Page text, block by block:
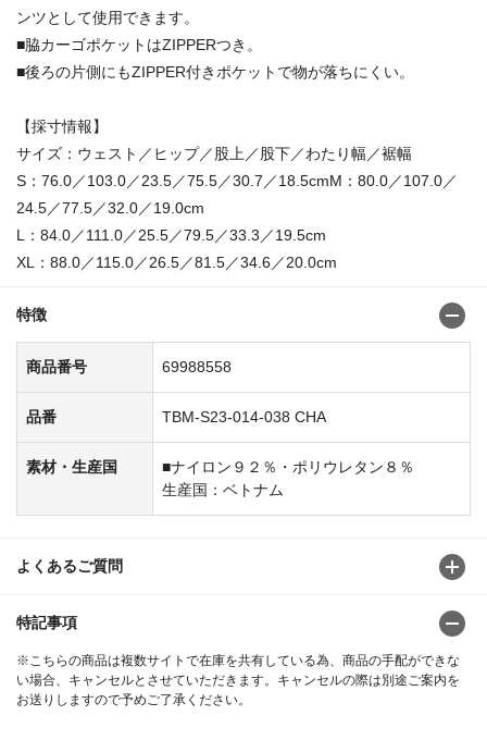
ンツとして使用できます。
■脇カーゴポケットはZIPPERつき。
■後ろの片側にもZIPPER付きポケットで物が落ちにくい。
【採寸情報】
サイズ：ウェスト／ヒップ／股上／股下／わたり幅／裾幅
S：76.0／103.0／23.5／75.5／30.7／18.5cmM：80.0／107.0／
24.5／77.5／32.0／19.0cm
L：84.0／111.0／25.5／79.5／33.3／19.5cm
XL：88.0／115.0／26.5／81.5／34.6／20.0cm
特徴
商品番号 69988558
品番 TBM-S23-014-038 CHA
素材・生産国
■ナイロン９２％・ポリウレタン８％
生産国：ベトナム
よくあるご質問
特記事項
※こちらの商品は複数サイトで在庫を共有している為、商品の手配ができな
い場合、キャンセルとさせていただきます。キャンセルの際は別途ご案内を
お送りしますので予めご了承ください。